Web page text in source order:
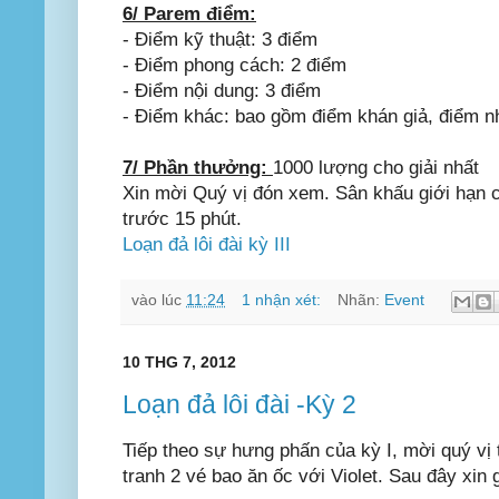
6/ Parem điểm:
- Điểm kỹ thuật: 3 điểm
- Điểm phong cách: 2 điểm
- Điểm nội dung: 3 điểm
- Điểm khác: bao gồm điểm khán giả, điểm
7/ Phần thưởng: 1000 lượng cho giải nhất
Xin mời Quý vị đón xem. Sân khấu giới hạn
trước 15 phút.
Loạn đả lôi đài kỳ III
vào lúc 11:24 1 nhận xét: Nhãn: Event
10 THG 7, 2012
Loạn đả lôi đài -Kỳ 2
Tiếp theo sự hưng phấn của kỳ I, mời quý vị
tranh 2 vé bao ăn ốc với Violet. Sau đây xin